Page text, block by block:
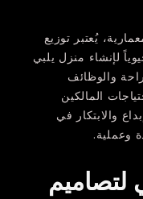
يُعتبر توزيع
لإنشاء منزل يلبي
والوظائف
المالكين
والابتكار في
وعملية.
لتصاميم